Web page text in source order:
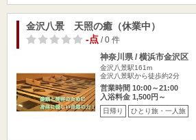
金沢八景 天照の癒（休業中）
-点/ 0 件
神奈川県 / 横浜市金沢区
金沢八景駅161m
金沢八景駅から徒歩約2分
営業時間 10:00～21:00
入浴料金 1,500円～
日帰り ひとり旅・一人旅